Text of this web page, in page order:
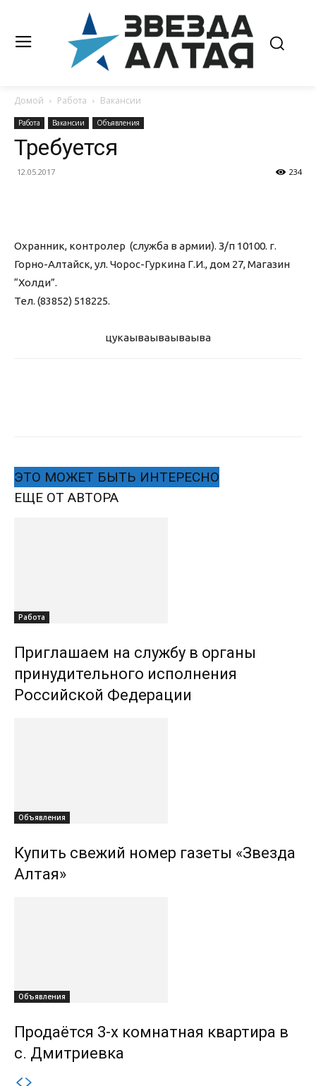
Домой Работа Вакансии
Работа Вакансии Объявления
Требуется
12.05.2017 234
Охранник, контролер (служба в армии). З/п 10100. г.
Горно-Алтайск, ул. Чорос-Гуркина Г.И., дом 27, Магазин
“Холди”.
Тел. (83852) 518225.
цукаываываываыва
ЭТО МОЖЕТ БЫТЬ ИНТЕРЕСНО
ЕЩЕ ОТ АВТОРА
Работа
Приглашаем на службу в органы
принудительного исполнения
Российской Федерации
Объявления
Купить свежий номер газеты «Звезда
Алтая»
Объявления
Продаётся 3-х комнатная квартира в
с. Дмитриевка